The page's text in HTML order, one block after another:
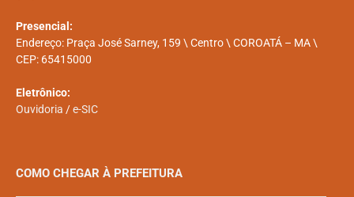
Presencial:
Endereço: Praça José Sarney, 159 \ Centro \ COROATÁ – MA \
CEP: 65415000
Eletrônico:
Ouvidoria /e-SIC
COMO CHEGAR À PREFEITURA